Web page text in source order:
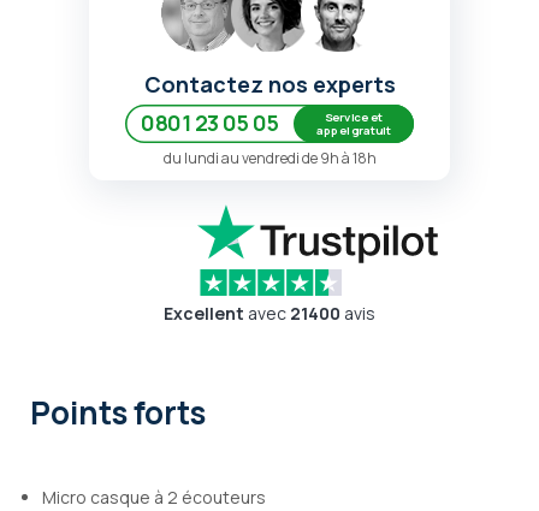
Contactez nos experts
0801 23 05 05
Service et
appel gratuit
du lundi au vendredi de 9h à 18h
Excellent avec 21400 avis
Points forts
Micro casque à 2 écouteurs